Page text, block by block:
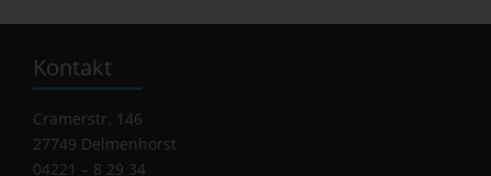
Kontakt
Cramerstr. 146
27749 Delmenhorst
04221 – 8 29 34